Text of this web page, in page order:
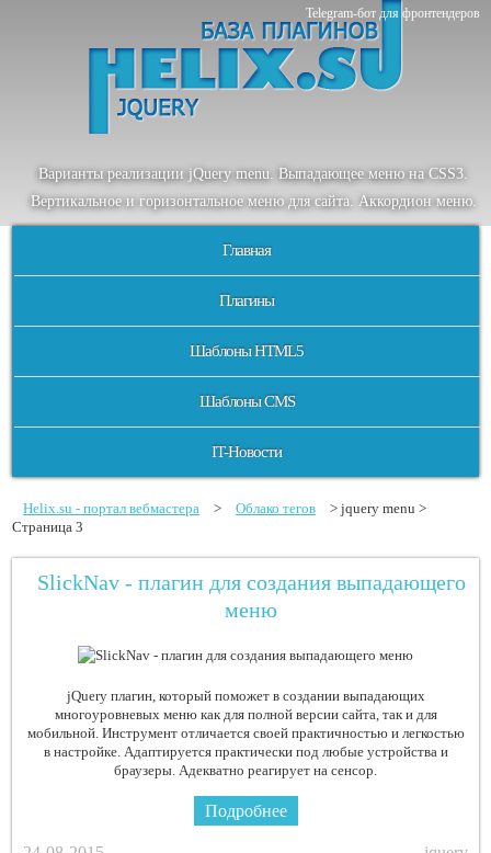
Telegram-бот для фронтендеров
Варианты реализации jQuery menu. Выпадающее меню на CSS3.
Вертикальное и горизонтальное меню для сайта. Аккордион меню.
Главная
Плагины
Шаблоны HTML5
Шаблоны CMS
IT-Новости
Helix.su - портал вебмастера > Облако тегов
> jquery menu >
Страница 3
SlickNav - плагин для создания выпадающего
меню
jQuery плагин, который поможет в создании выпадающих
многоуровневых меню как для полной версии сайта, так и для
мобильной. Инструмент отличается своей практичностью и легкостью
в настройке. Адаптируется практически под любые устройства и
браузеры. Адекватно реагирует на сенсор.
Подробнее